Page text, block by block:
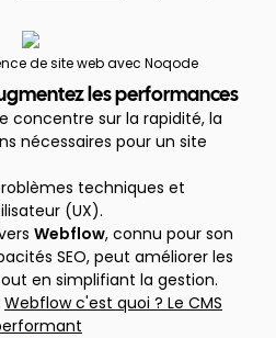
de site web avec Noqode
les performances
concentre sur la rapidité, la
nécessaires pour un site
techniques et
(UX).
Webflow, connu pour son
SEO, peut améliorer les
en simplifiant la gestion.
Webflow c'est quoi ? Le CMS